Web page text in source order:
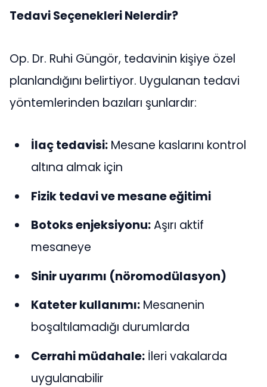
Tedavi Seçenekleri Nelerdir?
Op. Dr. Ruhi Güngör, tedavinin kişiye özel
planlandığını belirtiyor. Uygulanan tedavi
yöntemlerinden bazıları şunlardır:
İlaç tedavisi: Mesane kaslarını kontrol
altına almak için
Fizik tedavi ve mesane eğitimi
Botoks enjeksiyonu:Aşırı aktif
mesaneye
Sinir uyarımı (nöromodülasyon)
Kateter kullanımı: Mesanenin
boşaltılamadığı durumlarda
Cerrahi müdahale: İleri vakalarda
uygulanabilir